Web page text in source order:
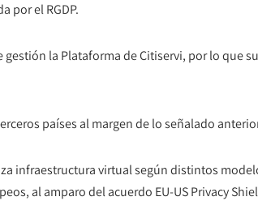
por el RGDP.
la Plataforma de Citiservi, por lo que
países al margen de lo señalado
infraestructura virtual según distintos
al amparo del acuerdo EU-US Privacy